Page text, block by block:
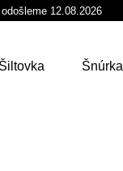
12.08.2026
Šiltovka Šnúrka